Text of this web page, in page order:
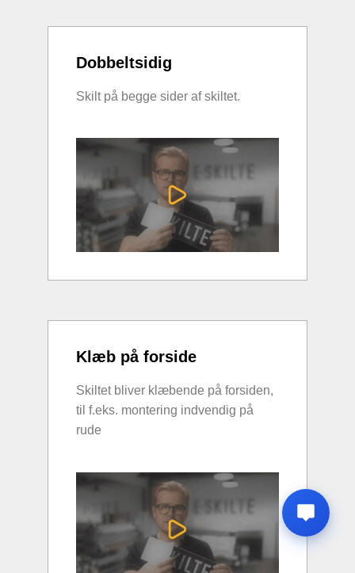
Dobbeltsidig
Skilt på begge sider af skiltet.
Klæb på forside
Skiltet bliver klæbende på forsiden,
til f.eks. montering indvendig på
rude